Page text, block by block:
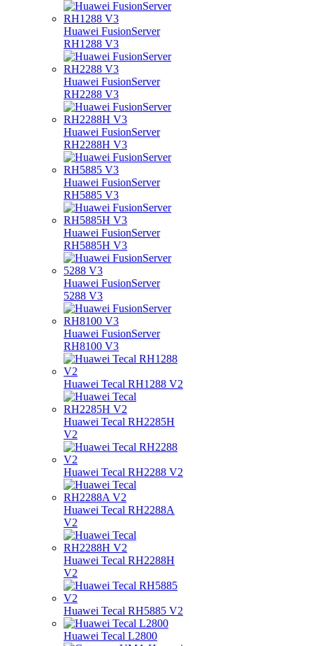
Huawei FusionServer
RH1288 V3
Huawei FusionServer
RH2288 V3
Huawei FusionServer
RH2288H V3
Huawei FusionServer
RH5885 V3
Huawei FusionServer
RH5885H V3
Huawei FusionServer
5288 V3
Huawei FusionServer
RH8100 V3
Huawei Tecal RH1288 V2
Huawei Tecal RH2285H
V2
Huawei Tecal RH2288 V2
Huawei Tecal RH2288A
V2
Huawei Tecal RH2288H
V2
Huawei Tecal RH5885 V2
Huawei Tecal L2800